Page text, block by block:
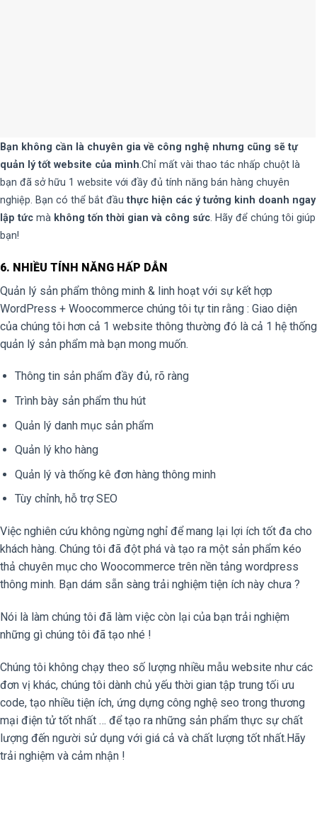
Bạn không cần là chuyên gia về công nghệ nhưng cũng sẽ tự
quản lý tốt website của mình.Chỉ mất vài thao tác nhấp chuột là
bạn đã sở hữu 1 website với đầy đủ tính năng bán hàng chuyên
nghiệp. Bạn có thể bắt đầu thực hiện các ý tưởng kinh doanh ngay
lập tức mà không tốn thời gian và công sức. Hãy để chúng tôi giúp
bạn!
6. NHIỀU TÍNH NĂNG HẤP DẪN
Quản lý sản phẩm thông minh & linh hoạt với sự kết hợp
WordPress + Woocommerce chúng tôi tự tin rằng : Giao diện
của chúng tôi hơn cả 1 website thông thường đó là cả 1 hệ thống
quản lý sản phẩm mà bạn mong muốn.
Thông tin sản phẩm đầy đủ, rõ ràng
Trình bày sản phẩm thu hút
Quản lý danh mục sản phẩm
Quản lý kho hàng
Quản lý và thống kê đơn hàng thông minh
Tùy chỉnh, hỗ trợ SEO
Việc nghiên cứu không ngừng nghỉ để mang lại lợi ích tốt đa cho
khách hàng. Chúng tôi đã đột phá và tạo ra một sản phẩm kéo
thả chuyên mục cho Woocommerce trên nền tảng wordpress
thông minh. Bạn dám sẵn sàng trải nghiệm tiện ích này chưa ?
Nói là làm chúng tôi đã làm việc còn lại của bạn trải nghiệm
những gì chúng tôi đã tạo nhé !
Chúng tôi không chạy theo số lượng nhiều mẫu website như các
đơn vị khác, chúng tôi dành chủ yếu thời gian tập trung tối ưu
code, tạo nhiều tiện ích, ứng dựng công nghệ seo trong thương
mại điện tử tốt nhất … để tạo ra những sản phẩm thực sự chất
lượng đến người sử dụng với giá cả và chất lượng tốt nhất.Hãy
trải nghiệm và cảm nhận !